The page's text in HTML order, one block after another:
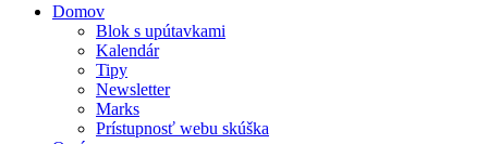
Domov
Blok s upútavkami
Kalendár
Tipy
Newsletter
Marks
Prístupnosť webu skúška